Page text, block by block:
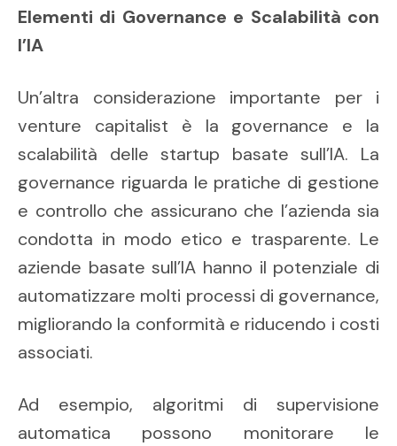
Elementi di Governance e Scalabilità con
l’IA
Un’altra considerazione importante per i
venture capitalist è la governance e la
scalabilità delle startup basate sull’IA. La
governance riguarda le pratiche di gestione
e controllo che assicurano che l’azienda sia
condotta in modo etico e trasparente. Le
aziende basate sull’IA hanno il potenziale di
automatizzare molti processi di governance,
migliorando la conformità e riducendo i costi
associati.
Ad esempio, algoritmi di supervisione
automatica possono monitorare le